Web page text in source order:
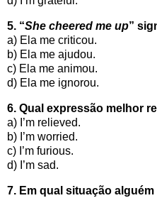
5. “She cheered me up”
a) Ela me criticou.
b) Ela me ajudou.
c) Ela me animou.
d) Ela me ignorou.
6. Qual expressão melhor
a) I’m relieved.
b) I’m worried.
c) I’m furious.
d) I’m sad.
7. Em qual situação